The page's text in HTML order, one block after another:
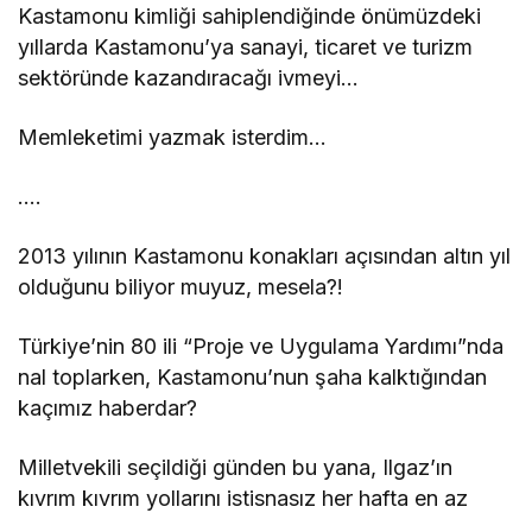
Kastamonu kimliği sahiplendiğinde önümüzdeki
yıllarda Kastamonu’ya sanayi, ticaret ve turizm
sektöründe kazandıracağı ivmeyi…
Memleketimi yazmak isterdim…
….
2013 yılının Kastamonu konakları açısından altın yıl
olduğunu biliyor muyuz, mesela?!
Türkiye’nin 80 ili “Proje ve Uygulama Yardımı”nda
nal toplarken, Kastamonu’nun şaha kalktığından
kaçımız haberdar?
Milletvekili seçildiği günden bu yana, Ilgaz’ın
kıvrım kıvrım yollarını istisnasız her hafta en az